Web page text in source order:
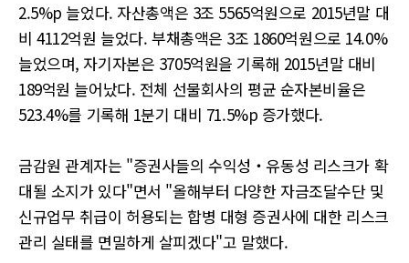
2.5%p 늘었다. 자산총액은 3조 5565억원으로 2015년말 대
비 4112억원 늘었다. 부채총액은 3조 1860억원으로 14.0%
늘었으며, 자기자본은 3705억원을 기록해 2015년말 대비
189억원 늘어났다. 전체 선물회사의 평균 순자본비율은
523.4%를 기록해 1분기 대비 71.5%p 증가했다.
금감원 관계자는 "증권사들의 수익성‧유동성 리스크가 확
대될 소지가 있다"면서 "올해부터 다양한 자금조달수단 및
신규업무 취급이 허용되는 합병 대형 증권사에 대한 리스크
관리 실태를 면밀하게 살피겠다"고 말했다.